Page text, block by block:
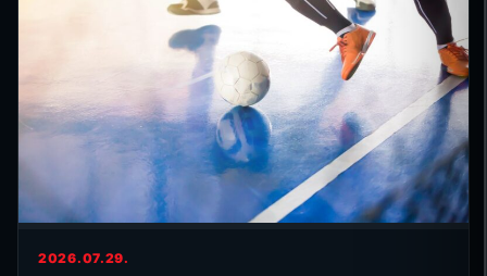
2026.07.29.